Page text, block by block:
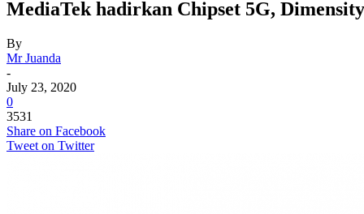
MediaTek hadirkan Chipset 5G,
By
Mr Juanda
-
July 23, 2020
0
3531
Share on Facebook
Tweet on Twitter